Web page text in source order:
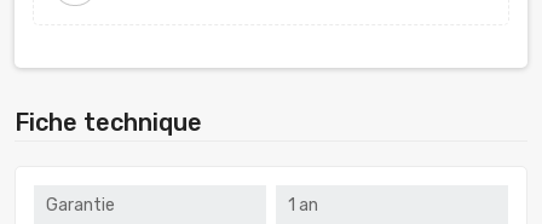
Fiche technique
Garantie 1 an